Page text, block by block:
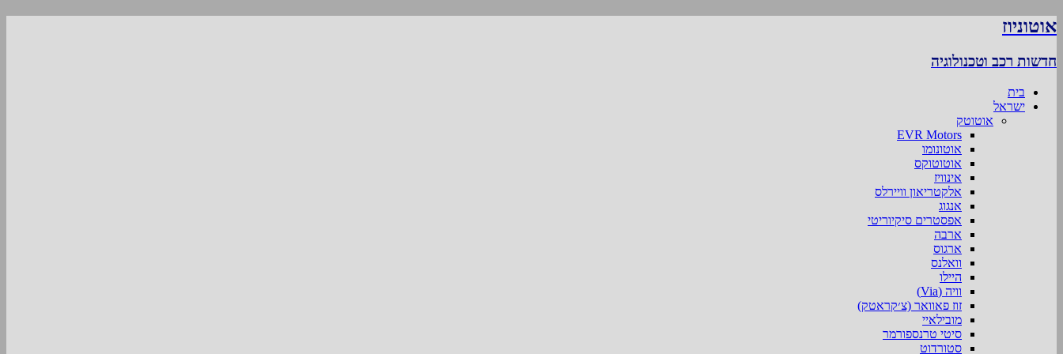
אוטוניוז
חדשות רכב וטכנולוגיה
בית
ישראל
אוטוטק
EVR Motors
אוטונומו
אוטוטוקס
אינוויז
אלקטריאון וויירלס
אנגוג
אפסטרים סיקיוריטי
ארבה
ארגוס
וואלנס
היילו
וויה (Via)
זוז פאוואר (צ׳קראטק)
מובילאיי
סיטי טרנספורמר
סטורדוט